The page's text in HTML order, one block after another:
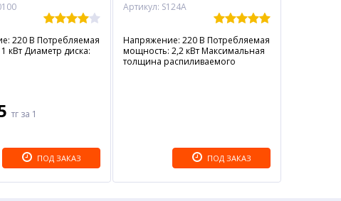
220 В Потребляемая
кВт Диаметр диска:
тг за 1
ПОД ЗАКАЗ
Артикул: S124A
Напряжение: 220 В Потребляемая
мощность: 2,2 кВт Максимальная
толщина распиливаемого
ПОД ЗАКАЗ